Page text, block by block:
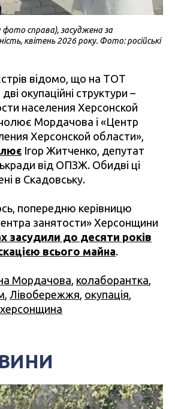
справа), засуджена за
квітень 2026 року. Фото: російські
відомо, що на ТОТ
окупаційні структури –
населения Херсонской
Мордачова і «Центр
Херсонской области»,
Ігор Житченко, депутат
від ОПЗЖ. Обидві ці
в Скадовську.
попередню керівницю
занятости» Херсонщини
засудили до десяти років
всього майна.
Мордачова, колаборантка,
, Лівобережжя, окупація,
херсонщина